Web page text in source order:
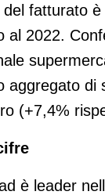
fatturato
al 2022.
aggregato di
(+7,4%
è leader